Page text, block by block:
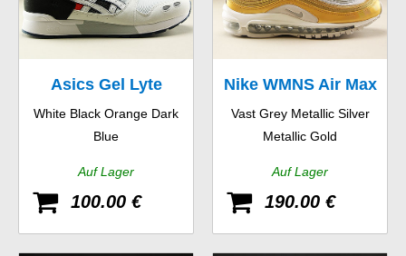
Asics Gel Lyte
White Black Orange Dark
Blue
Auf Lager
100.00 €
Nike WMNS Air Max
97 SE
Vast Grey Metallic Silver
Metallic Gold
Auf Lager
190.00 €